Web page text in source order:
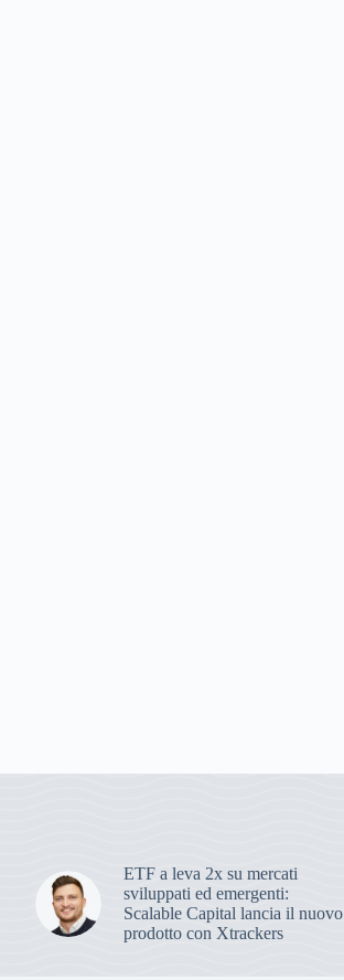
ETF a leva 2x su mercati
sviluppati ed emergenti:
Scalable Capital lancia il nuovo
prodotto con Xtrackers